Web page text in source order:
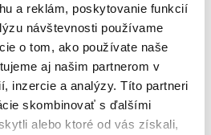
a reklám, poskytovanie funkcií
návštevnosti používame
o tom, ako používate naše
aj našim partnerom v
inzercie a analýzy. Títo partneri
skombinovať s ďalšími
alebo ktoré od vás získali,
ml do korygowania PH